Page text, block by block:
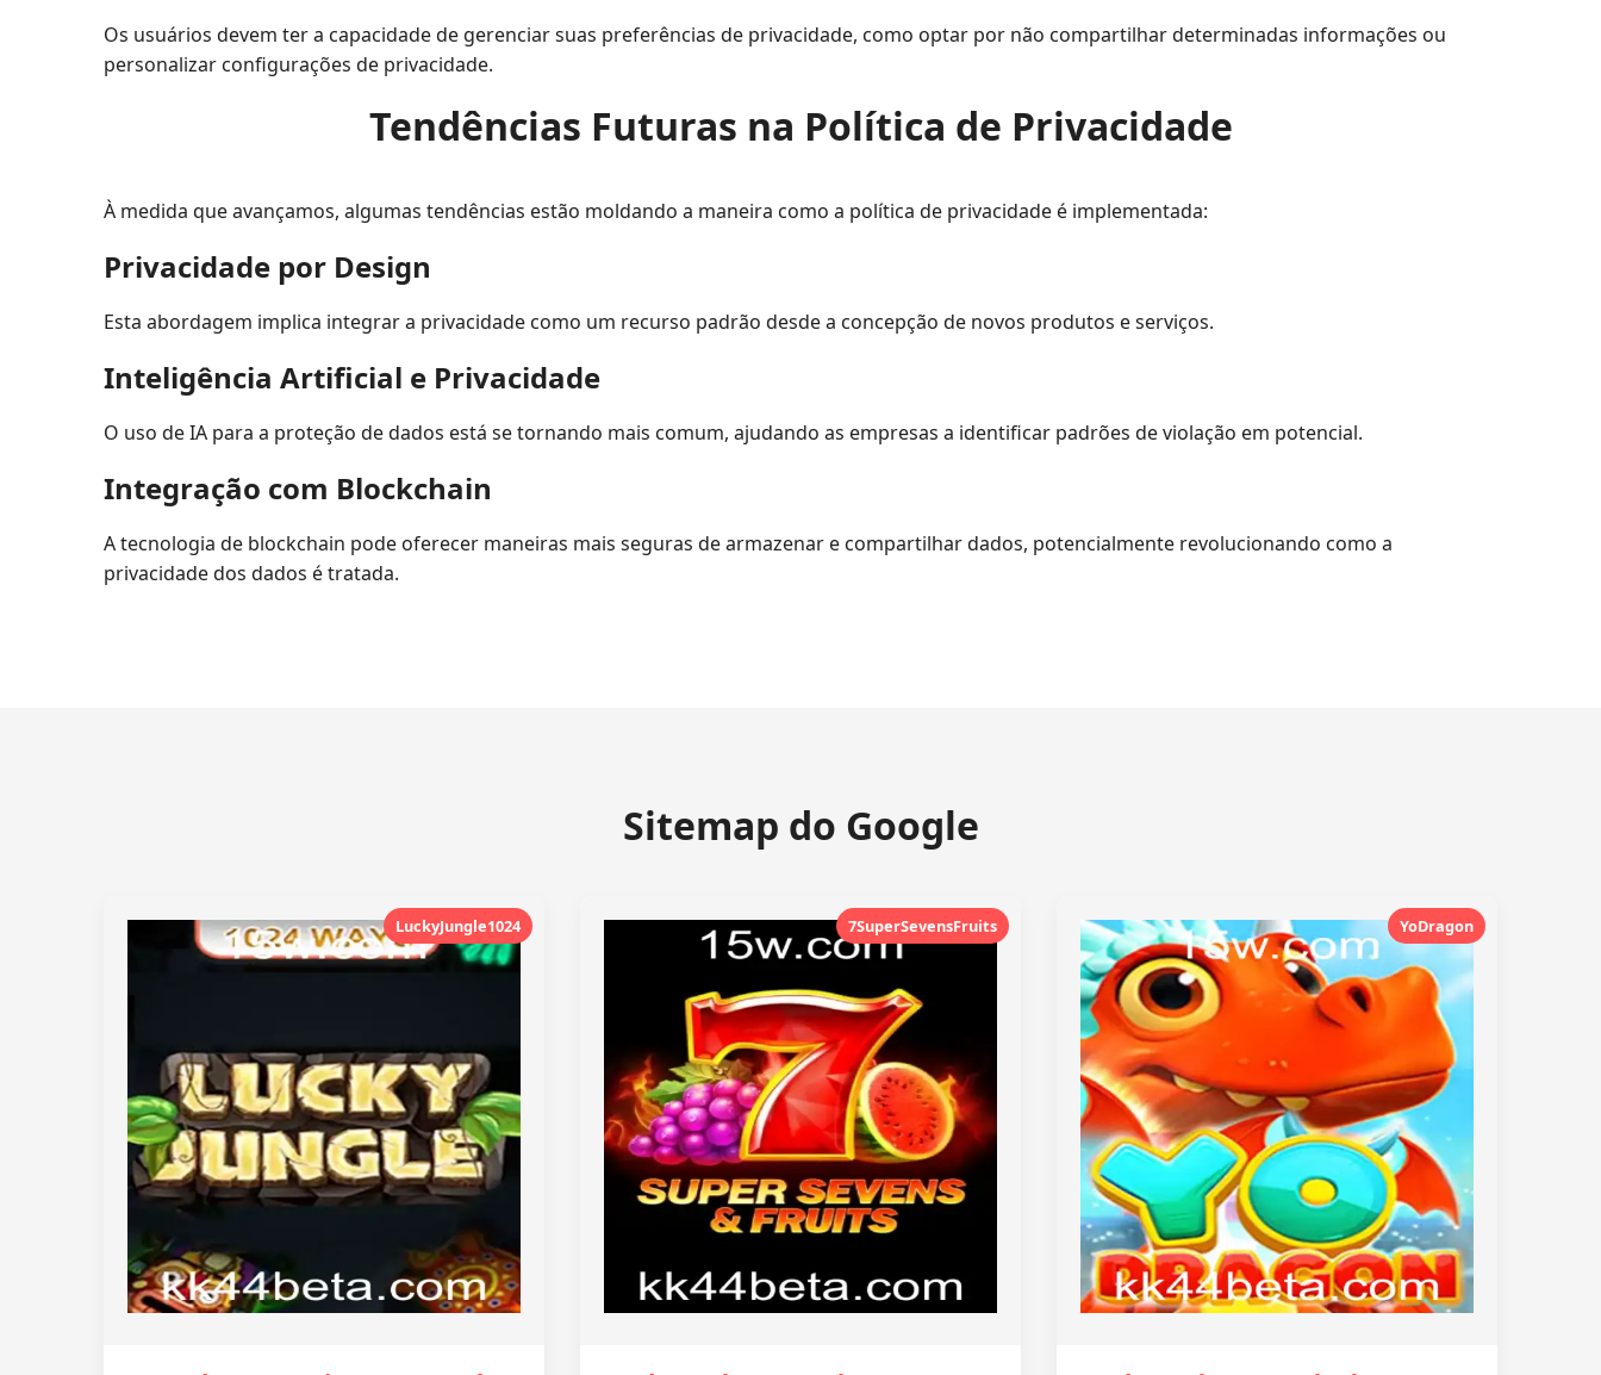
Os usuários devem ter a capacidade de gerenciar suas preferências de privacidade, como optar por não compartilhar determinadas informações ou
personalizar configurações de privacidade.
Tendências Futuras na Política de Privacidade
À medida que avançamos, algumas tendências estão moldando a maneira como a política de privacidade é implementada:
Privacidade por Design
Esta abordagem implica integrar a privacidade como um recurso padrão desde a concepção de novos produtos e serviços.
Inteligência Artificial e Privacidade
O uso de IA para a proteção de dados está se tornando mais comum, ajudando as empresas a identificar padrões de violação em potencial.
Integração com Blockchain
A tecnologia de blockchain pode oferecer maneiras mais seguras de armazenar e compartilhar dados, potencialmente revolucionando como a
privacidade dos dados é tratada.
Sitemap do Google
LuckyJungle1024 7SuperSevensFruits YoDragon